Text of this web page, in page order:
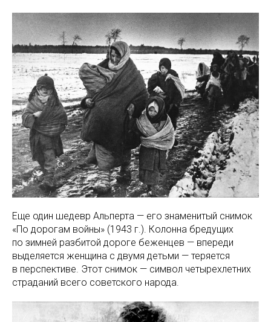
Еще один шедевр Альперта — его знаменитый снимок
«По дорогам войны» (1943 г.). Колонна бредущих
по зимней разбитой дороге беженцев — впереди
выделяется женщина с двумя детьми — теряется
в перспективе. Этот снимок — символ четырехлетних
страданий всего советского народа.